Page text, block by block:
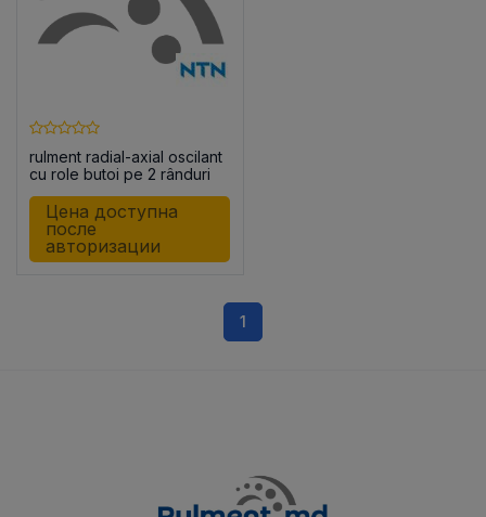
rulment radial-axial oscilant
cu role butoi pe 2 rânduri
Цена доступна
после
авторизации
1